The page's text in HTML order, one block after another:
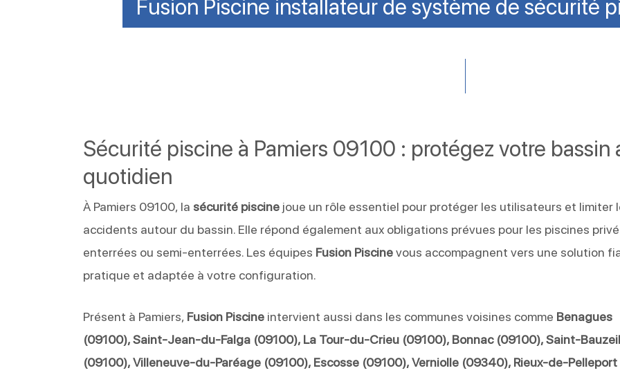
Fusion Piscine installateur de système de sécurité
Sécurité piscine à Pamiers 09100 : protégez votre bassin
quotidien
À Pamiers 09100, la sécurité piscine joue un rôle essentiel pour protéger les utilisateurs et limiter
accidents autour du bassin. Elle répond également aux obligations prévues pour les piscines
enterrées ou semi-enterrées. Les équipes Fusion Piscinevous accompagnent vers une solution
pratique et adaptée à votre configuration.
Présent à Pamiers, Fusion Piscine intervient aussi dans les communes voisines comme Benagues
(09100), Saint-Jean-du-Falga (09100), La Tour-du-Crieu (09100), Bonnac (09100), Saint-
(09100), Villeneuve-du-Paréage (09100), Escosse (09100), Verniolle (09340), Rieux-de-Pelleport